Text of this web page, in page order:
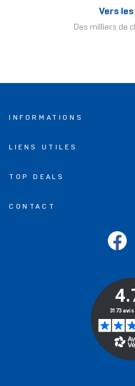
Vers
Des milliers de
INFORMATIONS
LIENS UTILES
TOP DEALS
CONTACT